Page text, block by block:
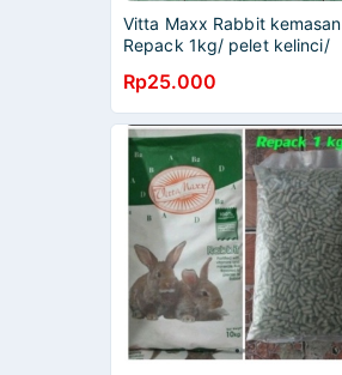
Vitta Maxx Rabbit kemasan
Repack 1kg/ pelet kelinci/
Rp25.000